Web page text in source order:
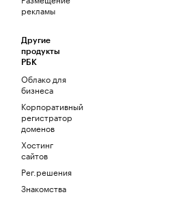
рекламы
Другие
продукты
РБК
Облако для
бизнеса
Корпоративный
регистратор
доменов
Хостинг
сайтов
Рег.решения
Знакомства